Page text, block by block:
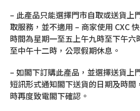
– 此產品只能選擇門市自取或送貨上
取服務，並不適用 – 商家使用 CXC
時間為星期一至五上午九時至下午六
至中午十二時，公眾假期休息。
– 如閣下訂購此產品，並選擇送貨上
短訊形式通知閣下送貨的日期及時間
時再度致電閣下確認。